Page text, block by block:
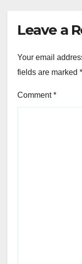
Leave a
Your email
fields are marked *
Comment*